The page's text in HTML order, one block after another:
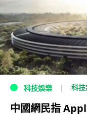
科技娛樂 科技
中國網民指